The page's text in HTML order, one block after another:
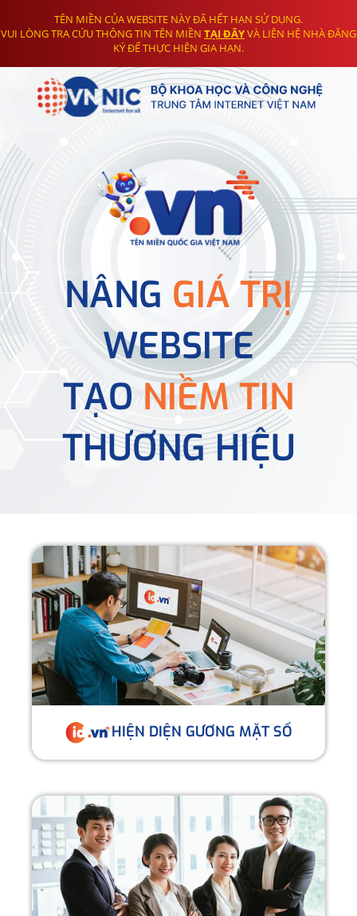
TÊN MIỀN CỦA WEBSITE NÀY ĐÃ HẾT HẠN SỬ DỤNG.
VUI LÒNG TRA CỨU THÔNG TIN TÊN MIỀN TẠI ĐÂYVÀ LIÊN HỆ NHÀ ĐĂNG
KÝ ĐỂ THỰC HIỆN GIA HẠN.
NÂNG GIÁ TRỊ
WEBSITE
TẠONIỀM TIN
THƯƠNG HIỆU
HIỆN DIỆN GƯƠNG MẶT SỐ